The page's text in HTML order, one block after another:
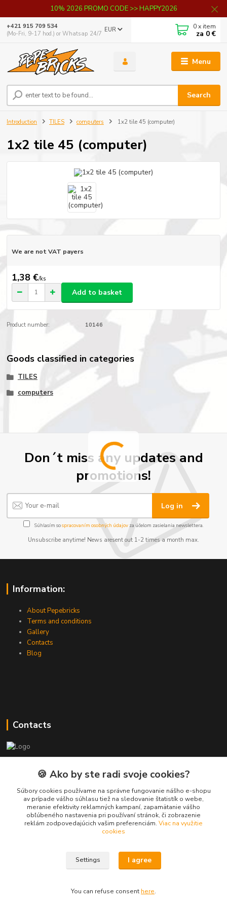
10% 2026 PROMO CODE >> HAPPY2026
Menu
EUR
Search
+421 915 709 534
(Mo-Fri, 9-17 hod.) or Whatsap 24/7
0x item
za 0 €
Introduction TILES computers 1x2 tile 45 (computer)
1x2 tile 45 (computer)
We are not VAT payers
1,38 €/ks
Add to basket
Product number: 10146
Goods classified in categories
TILES
computers
Don´t miss any updates and
promotions!
Log in
Súhlasím sospracovaním osobných údajov za účelom zasielania newslettera.
Unsubscribe anytime! News aresent out 1-2 times a month max.
Information:
About Pepebricks
Terms and conditions
Gallery
Contacts
Blog
Contacts
+421 915 709 534
(Mo-Fri, 9-17 hod.) or Whatsap 24/7
skifi.space@gmail.com
🍪 Ako by ste radi svoje cookies?
Súbory cookies používame na správne fungovanie nášho e-shopu
av prípade vášho súhlasu tiež na sledovanie štatistík o webe,
meranie efektivity reklamných kampaní, zapamätanie vášho
obľúbeného nastavenia pri používaní stránok, či zobrazenie
reklám zodpovedajúcich vašim preferenciám. Viac na využitie
cookies
Settings I agree
You can refuse consent here.